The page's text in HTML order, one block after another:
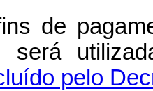
de
será
pelo